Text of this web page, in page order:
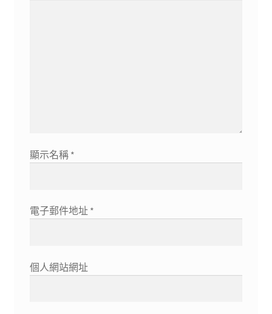
顯示名稱 *
電子郵件地址 *
個人網站網址